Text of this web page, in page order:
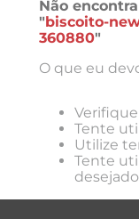
Não
"biscoito-
360880"
O que eu
Tente
Utilize
Tente